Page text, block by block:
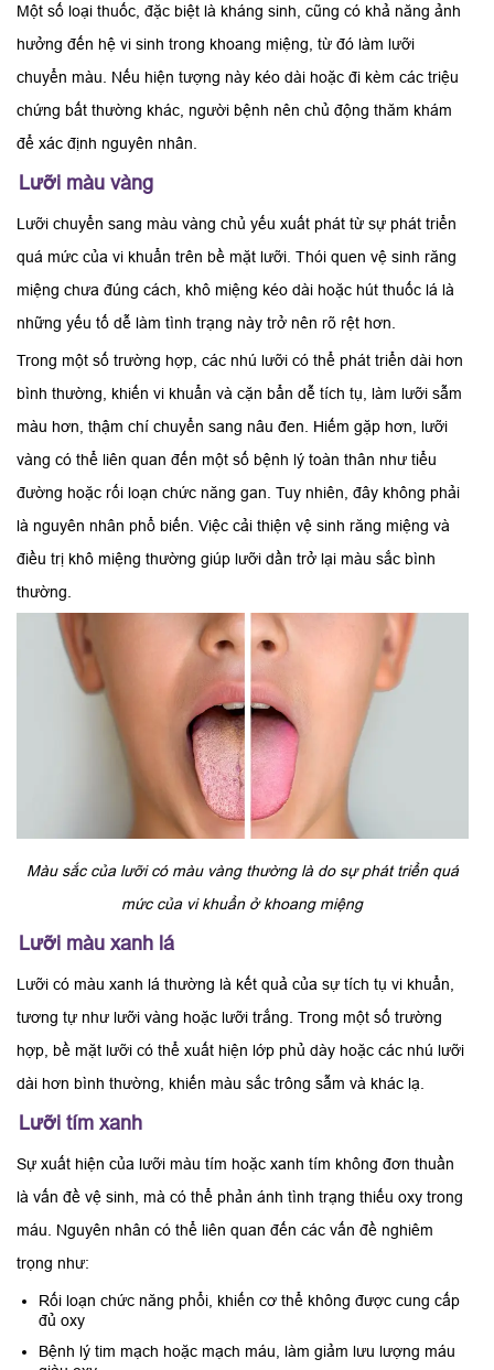
Một số loại thuốc, đặc biệt là kháng sinh, cũng có khả năng ảnh
hưởng đến hệ vi sinh trong khoang miệng, từ đó làm lưỡi
chuyển màu. Nếu hiện tượng này kéo dài hoặc đi kèm các triệu
chứng bất thường khác, người bệnh nên chủ động thăm khám
để xác định nguyên nhân.
Lưỡi màu vàng
Lưỡi chuyển sang màu vàng chủ yếu xuất phát từ sự phát triển
quá mức của vi khuẩn trên bề mặt lưỡi. Thói quen vệ sinh răng
miệng chưa đúng cách, khô miệng kéo dài hoặc hút thuốc lá là
những yếu tố dễ làm tình trạng này trở nên rõ rệt hơn.
Trong một số trường hợp, các nhú lưỡi có thể phát triển dài hơn
bình thường, khiến vi khuẩn và cặn bẩn dễ tích tụ, làm lưỡi sẫm
màu hơn, thậm chí chuyển sang nâu đen. Hiếm gặp hơn, lưỡi
vàng có thể liên quan đến một số bệnh lý toàn thân như tiểu
đường hoặc rối loạn chức năng gan. Tuy nhiên, đây không phải
là nguyên nhân phổ biến. Việc cải thiện vệ sinh răng miệng và
điều trị khô miệng thường giúp lưỡi dần trở lại màu sắc bình
thường.
Màu sắc của lưỡi có màu vàng thường là do sự phát triển quá
mức của vi khuẩn ở khoang miệng
Lưỡi màu xanh lá
Lưỡi có màu xanh lá thường là kết quả của sự tích tụ vi khuẩn,
tương tự như lưỡi vàng hoặc lưỡi trắng. Trong một số trường
hợp, bề mặt lưỡi có thể xuất hiện lớp phủ dày hoặc các nhú lưỡi
dài hơn bình thường, khiến màu sắc trông sẫm và khác lạ.
Lưỡi tím xanh
Sự xuất hiện của lưỡi màu tím hoặc xanh tím không đơn thuần
là vấn đề vệ sinh, mà có thể phản ánh tình trạng thiếu oxy trong
máu. Nguyên nhân có thể liên quan đến các vấn đề nghiêm
trọng như:
Rối loạn chức năng phổi, khiến cơ thể không được cung cấp
đủ oxy
Bệnh lý tim mạch hoặc mạch máu, làm giảm lưu lượng máu